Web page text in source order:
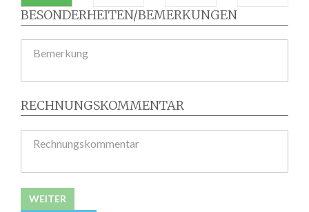
BESONDERHEITEN/BEMERKUNGEN
Bemerkung
RECHNUNGSKOMMENTAR
Rechnungskommentar
WEITER